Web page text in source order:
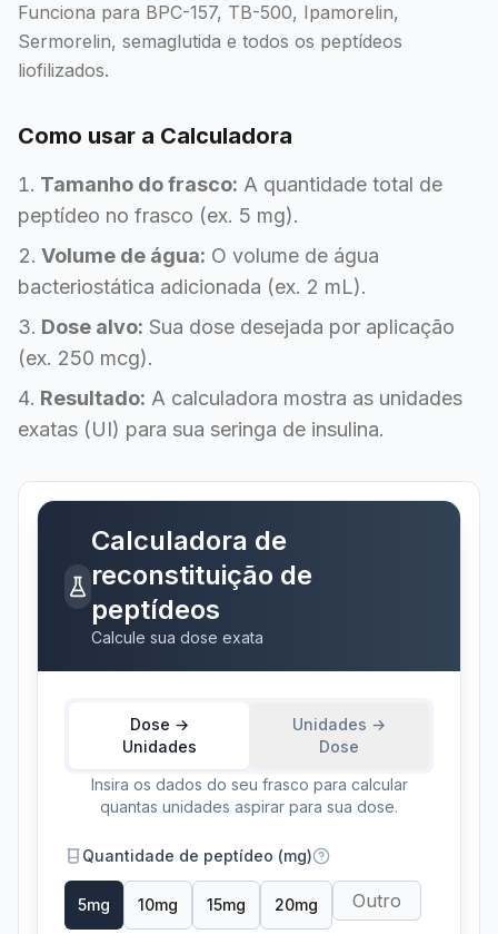
Funciona para BPC-157, TB-500, Ipamorelin,
Sermorelin, semaglutida e todos os peptídeos
liofilizados.
Como usar a Calculadora
Tamanho do frasco: A quantidade total de
peptídeo no frasco (ex. 5 mg).
Volume de água: O volume de água
bacteriostática adicionada (ex. 2 mL).
Dose alvo: Sua dose desejada por aplicação
(ex. 250 mcg).
Resultado: A calculadora mostra as unidades
exatas (UI) para sua seringa de insulina.
Calculadora de
reconstituição de
peptídeos
Calcule sua dose exata
Dose →
Unidades
Unidades →
Dose
Insira os dados do seu frasco para calcular
quantas unidades aspirar para sua dose.
Quantidade de peptídeo (mg)
5mg 10mg 15mg 20mg